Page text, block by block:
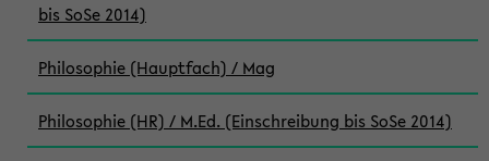
bis SoSe 2014)
Philosophie (Hauptfach) / Mag
Philosophie (HR) / M.Ed. (Einschreibung bis SoSe 2014)